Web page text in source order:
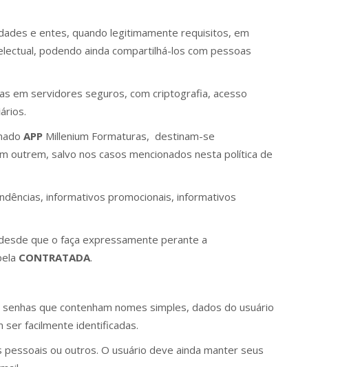
e entes, quando legitimamente requisitos, em
podendo ainda compartilhá-los com pessoas
em servidores seguros, com criptografia, acesso
APP Millenium Formaturas, destinam-se
outrem, salvo nos casos mencionados nesta política de
informativos promocionais, informativos
que o faça expressamente perante a
CONTRATADA.
que contenham nomes simples, dados do usuário
ser facilmente identificadas.
ou outros. O usuário deve ainda manter seus